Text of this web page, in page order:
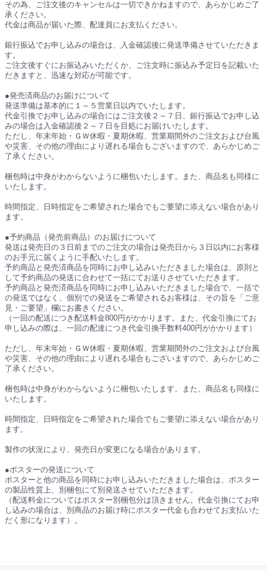
その為、ご注文後のキャンセルは一切できかねますので、あらかじめご了
承ください。
代金は商品が届いた際、配達員にお支払ください。
銀行振込でお申し込みの場合は、入金確認後に発送準備させていただきま
す。
ご注文後すぐにお振込みいただくか、ご注文時に振込み予定日を記載いた
だきますと、迅速な対応が可能です。
●発売済商品のお届けについて
発送準備は基本的に１～５営業日以内でいたします。
代金引換でお申し込みの場合にはご注文後２～７日、銀行振込でお申し込
みの場合は入金確認後２～７日を目処にお届けいたします。
ただし、年末年始・ＧＷ休暇・夏期休暇、営業期間外のご注文および台風
や災害、その他の理由により遅れる場合もございますので、あらかじめご
了承ください。
梱包時は中身がわからないように梱包いたします。また、商品名も同様に
いたします。
時間指定、日時指定をご希望された場合でもご要望に添えない場合があり
ます。
●予約商品（発売前商品）のお届けについて
発送は発売日の３日前までのご注文の場合は発売日から３日以内にお客様
のお手元に届くように手配いたします。
予約商品と発売済商品を同時にお申し込みいただきました場合は、原則と
して予約商品の発送に合わせて一括にてお送りさせていただきます。
予約商品と発売済商品を同時にお申し込みいただきました場合で、一括で
の発送ではなく、個別での発送をご希望されるお客様は、その旨を「ご意
見・ご要望」欄にお書きください。
（一回の配送につき配送料金800円がかかります。また、代金引換にてお
申し込みの際は、一回の配達につき代金引換手数料400円がかかります）
ただし、年末年始・ＧＷ休暇・夏期休暇、営業期間外のご注文および台風
や災害、その他の理由により遅れる場合もございますので、あらかじめご
了承ください。
梱包時は中身がわからないように梱包いたします。また、商品名も同様に
いたします。
時間指定、日時指定をご希望された場合でもご要望に添えない場合があり
ます。
製作の状況により、発売日が変更になる場合があります。
●ポスターの発送について
ポスターと他の商品を同時にお申し込みいただきました場合は、ポスター
の製品性質上、別梱包にて別発送させていただきます。
（配送料金についてはポスター別梱包分は頂きません。代金引換にてお申
し込みの場合は、別商品のお届け時にポスター代金も合わせてお支払いた
だく形になります）。